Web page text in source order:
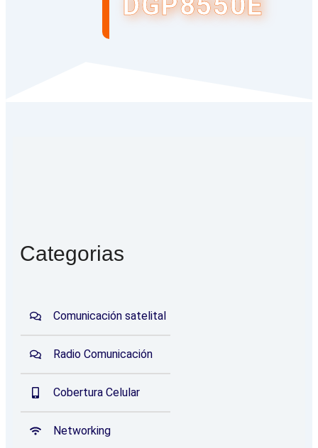
Categorias
Comunicación satelital
Radio Comunicación
Cobertura Celular
Networking